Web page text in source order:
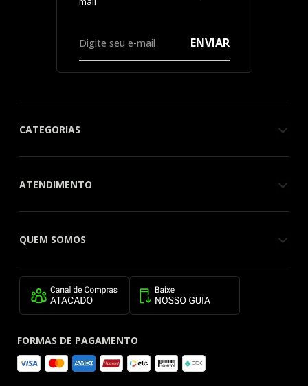
ENVIAR
CATEGORIAS
ATENDIMENTO
QUEM SOMOS
FORMAS DE PAGAMENTO